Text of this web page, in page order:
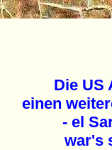
Die US
einen
- el
war's